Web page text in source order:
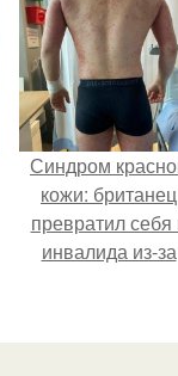
Синдром
кожи: британец
превратил себя
инвалида из-за
мази.